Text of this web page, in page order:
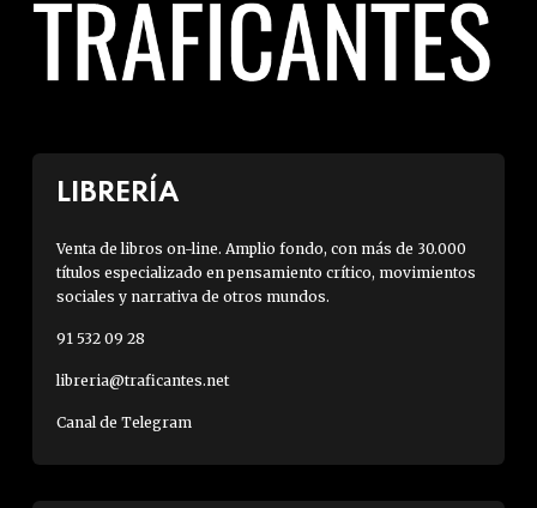
LIBRERÍA
Venta de libros on-line. Amplio fondo, con más de 30.000
títulos especializado en pensamiento crítico, movimientos
sociales y narrativa de otros mundos.
91 532 09 28
libreria@traficantes.net
Canal de Telegram